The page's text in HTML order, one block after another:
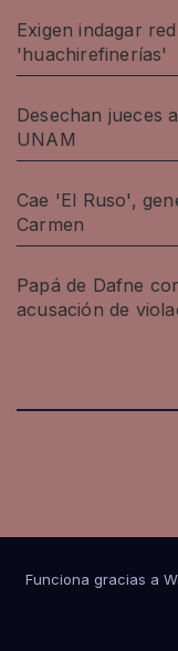
Exigen indagar
'huachirefinerías'
Desechan jueces
UNAM
Cae 'El Ruso',
Carmen
Papá de Dafne
acusación de
Funciona gracias a